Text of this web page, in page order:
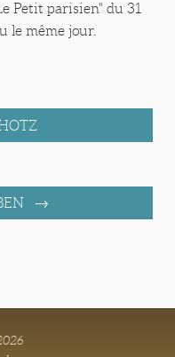
Petit parisien" du 31
le même jour.